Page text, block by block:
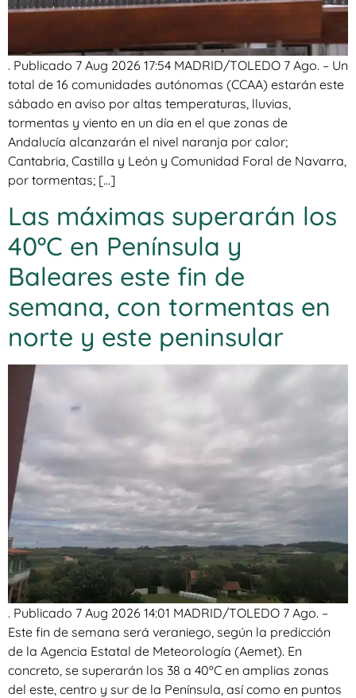
. Publicado 7 Aug 2026 17:54 MADRID/TOLEDO 7 Ago. – Un
total de 16 comunidades autónomas (CCAA) estarán este
sábado en aviso por altas temperaturas, lluvias,
tormentas y viento en un día en el que zonas de
Andalucía alcanzarán el nivel naranja por calor;
Cantabria, Castilla y León y Comunidad Foral de Navarra,
por tormentas; […]
Las máximas superarán los
40ºC en Península y
Baleares este fin de
semana, con tormentas en
norte y este peninsular
. Publicado 7 Aug 2026 14:01 MADRID/TOLEDO 7 Ago. –
Este fin de semana será veraniego, según la predicción
de la Agencia Estatal de Meteorología (Aemet). En
concreto, se superarán los 38 a 40ºC en amplias zonas
del este, centro y sur de la Península, así como en puntos